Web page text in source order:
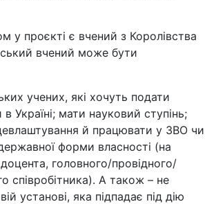
у проєкті є вчений з Королівства
вчений може бути
учених, які хочуть подати
Україні; мати науковий ступінь;
й працювати у ЗВО чи
форми власності (на
головного/провідного/
співробітника). А також – не
установі, яка підпадає під дію